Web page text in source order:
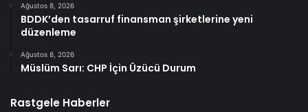
Ağustos 8, 2026
BDDK’den tasarruf finansman şirketlerine yeni
düzenleme
Ağustos 8, 2026
Müslüm Sarı: CHP İçin Üzücü Durum
Rastgele Haberler